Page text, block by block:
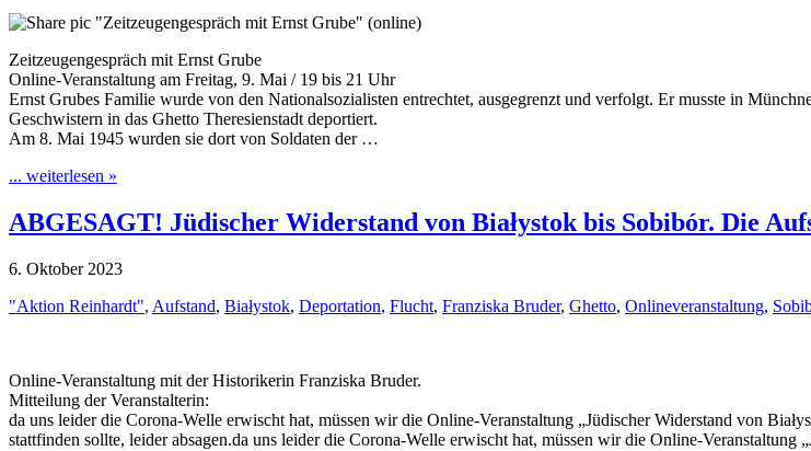
Zeitzeugengespräch mit Ernst Grube
Online-Veranstaltung am Freitag, 9. Mai / 19 bis 21 Uhr
Ernst Grubes Familie wurde von den Nationalsozialisten entrechtet, ausgegrenzt und verfolgt. Er musste in
Geschwistern in das Ghetto Theresienstadt deportiert.
Am 8. Mai 1945 wurden sie dort von Soldaten der …
... weiterlesen »
ABGESAGT! Jüdischer Widerstand von Białystok bis Sobibór. Die
6. Oktober 2023
"Aktion Reinhardt", Aufstand, Białystok, Deportation, Flucht, Franziska Bruder, Ghetto, Onlineveranstaltung,
Online-Veranstaltung mit der Historikerin Franziska Bruder.
Mitteilung der Veranstalterin:
da uns leider die Corona-Welle erwischt hat, müssen wir die Online-Veranstaltung „Jüdischer Widerstand von
stattfinden sollte, leider absagen.da uns leider die Corona-Welle erwischt hat, müssen wir die Online-Veranstaltung